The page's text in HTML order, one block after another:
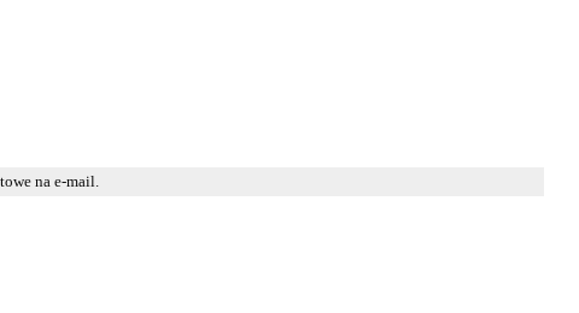
na e-mail.